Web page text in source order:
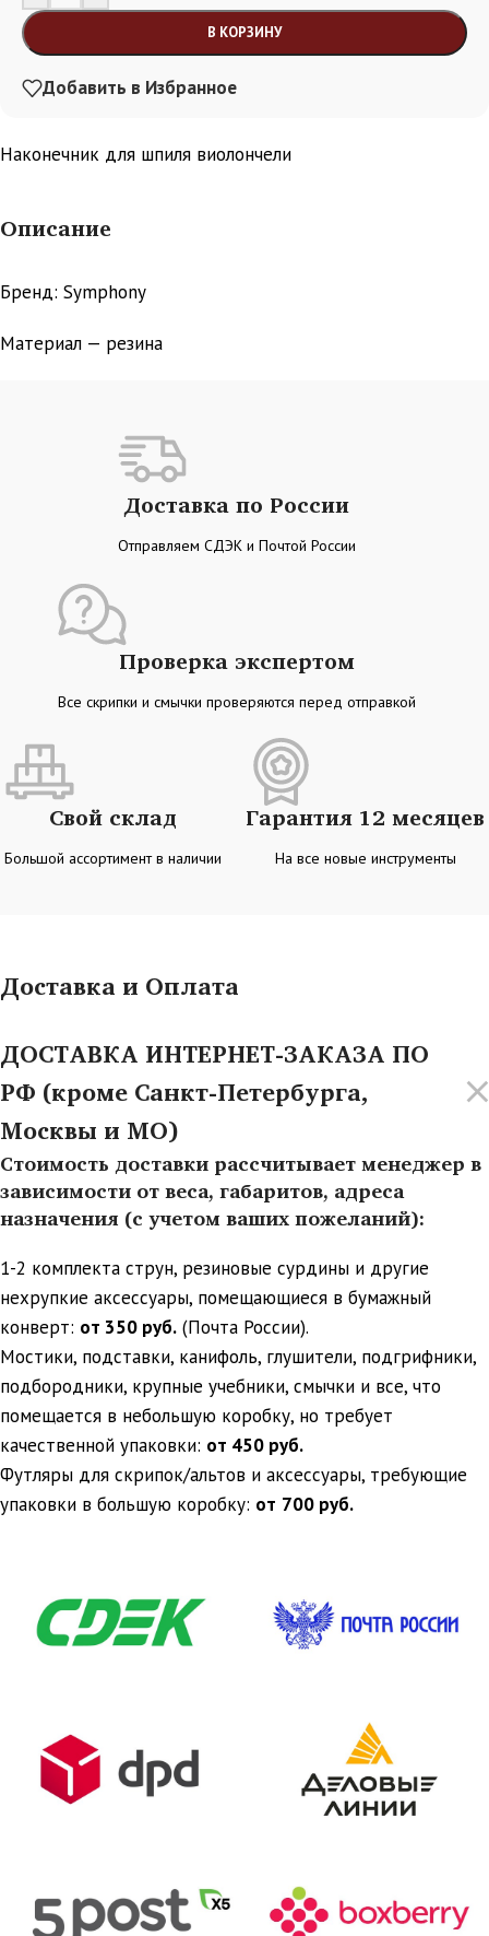
В КОРЗИНУ
Добавить в Избранное
Наконечник для шпиля виолончели
Описание
Бренд: Symphony
Материал — резина
Доставка по России
Отправляем СДЭК и Почтой России
Проверка экспертом
Все скрипки и смычки проверяются перед отправкой
Свой склад
Большой ассортимент в наличии
Гарантия 12 месяцев
На все новые инструменты
Доставка и Оплата
ДОСТАВКА ИНТЕРНЕТ-ЗАКАЗА ПО
РФ (кроме Санкт-Петербурга,
Москвы и МО)
Стоимость доставки рассчитывает менеджер в
зависимости от веса, габаритов, адреса
назначения (с учетом ваших пожеланий):
1-2 комплекта струн, резиновые сурдины и другие
нехрупкие аксессуары, помещающиеся в бумажный
конверт: от 350 руб. (Почта России).
Мостики, подставки, канифоль, глушители, подгрифники,
подбородники, крупные учебники, смычки и все, что
помещается в небольшую коробку, но требует
качественной упаковки: от 450 руб.
Футляры для скрипок/альтов и аксессуары, требующие
упаковки в большую коробку: от 700 руб.